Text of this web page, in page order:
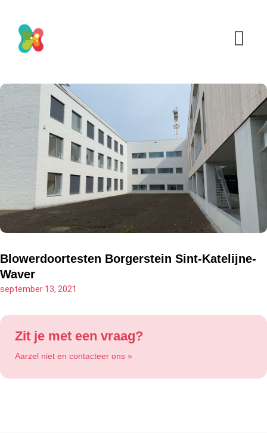
Blowerdoortesten Borgerstein Sint-Katelijne-
Waver
september 13, 2021
Zit je met een vraag?
Aarzel niet en contacteer ons »